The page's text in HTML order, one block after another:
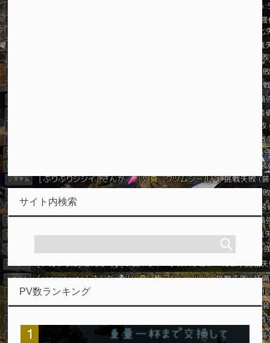
サイト内検索
PV数ランキング